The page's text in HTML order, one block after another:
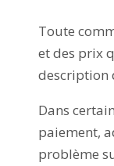
Toute
et des prix
description
Dans
paiement,
problème